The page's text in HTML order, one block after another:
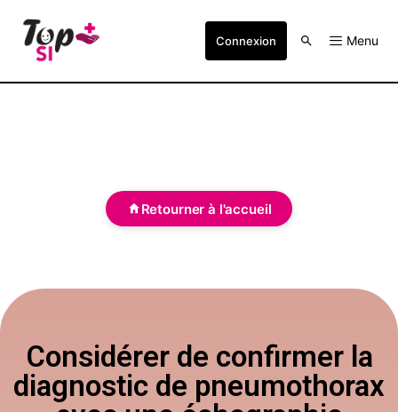
Connexion Menu
Retourner à l'accueil
Considérer de confirmer la
diagnostic de pneumothorax